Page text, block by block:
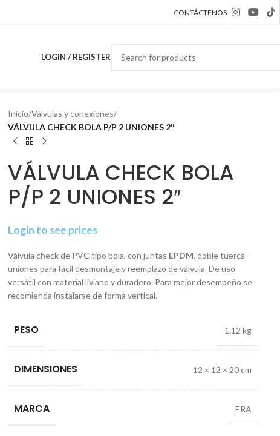
CONTÁCTENOS
LOGIN / REGISTER
Inicio/Válvulas y conexiones/
VÁLVULA CHECK BOLA P/P 2 UNIONES 2″
VÁLVULA CHECK BOLA
P/P 2 UNIONES 2″
Login to see prices
Válvula check de PVC tipo bola, con juntas EPDM, doble tuerca-
uniones para fácil desmontaje y reemplazo de válvula. De uso
versátil con material liviano y duradero. Para mejor desempeño se
recomienda instalarse de forma vertical.
PESO 1.12 kg
DIMENSIONES 12 × 12 × 20 cm
MARCA ERA